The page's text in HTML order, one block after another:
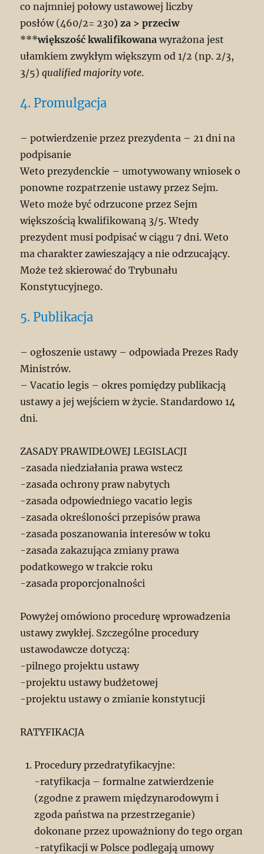
co najmniej połowy ustawowej liczby
posłów (460/2= 230) za > przeciw
***większość kwalifikowana wyrażona jest
ułamkiem zwykłym większym od 1/2 (np. 2/3,
3/5)qualified majority vote.
4. Promulgacja
– potwierdzenie przez prezydenta – 21 dni na
podpisanie
Weto prezydenckie – umotywowany wniosek o
ponowne rozpatrzenie ustawy przez Sejm.
Weto może być odrzucone przez Sejm
większością kwalifikowaną 3/5. Wtedy
prezydent musi podpisać w ciągu 7 dni. Weto
ma charakter zawieszający a nie odrzucający.
Może też skierować do Trybunału
Konstytucyjnego.
5. Publikacja
– ogłoszenie ustawy – odpowiada Prezes Rady
Ministrów.
– Vacatio legis – okres pomiędzy publikacją
ustawy a jej wejściem w życie. Standardowo 14
dni.
ZASADY PRAWIDŁOWEJ LEGISLACJI
-zasada niedziałania prawa wstecz
-zasada ochrony praw nabytych
-zasada odpowiedniego vacatio legis
-zasada określoności przepisów prawa
-zasada poszanowania interesów w toku
-zasada zakazująca zmiany prawa
podatkowego w trakcie roku
-zasada proporcjonalności
Powyżej omówiono procedurę wprowadzenia
ustawy zwykłej. Szczególne procedury
ustawodawcze dotyczą:
-pilnego projektu ustawy
-projektu ustawy budżetowej
-projektu ustawy o zmianie konstytucji
RATYFIKACJA
Procedury przedratyfikacyjne:
-ratyfikacja – formalne zatwierdzenie
(zgodne z prawem międzynarodowym i
zgoda państwa na przestrzeganie)
dokonane przez upoważniony do tego organ
-ratyfikacji w Polsce podlegają umowy